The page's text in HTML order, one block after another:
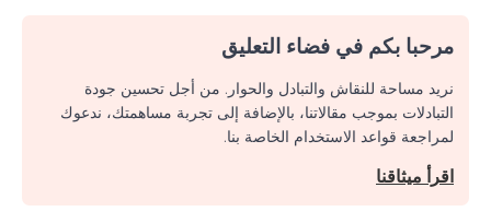
مرحبا بكم في فضاء التعليق
نريد مساحة للنقاش والتبادل والحوار. من أجل تحسين جودة
التبادلات بموجب مقالاتنا، بالإضافة إلى تجربة مساهمتك، ندعوك
لمراجعة قواعد الاستخدام الخاصة بنا.
اقرأ ميثاقنا